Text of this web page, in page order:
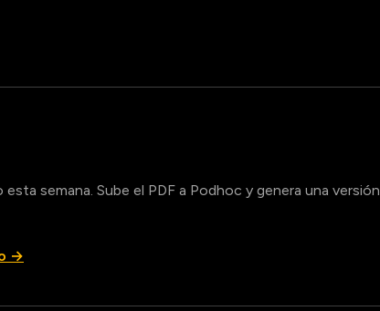
semana. Sube el PDF a Podhoc y genera una versión
→